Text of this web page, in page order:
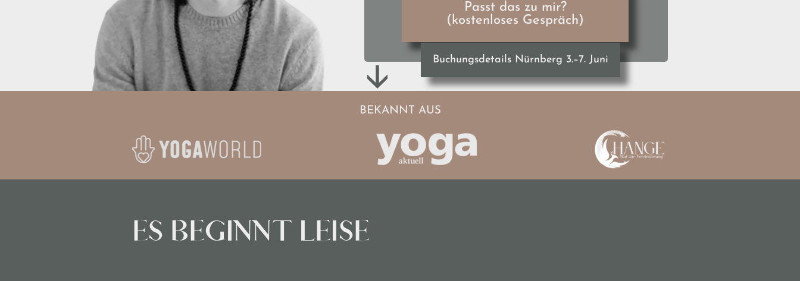
Passt das zu mir?
(kostenloses Gespräch)
Buchungsdetails Nürnberg 3.–7. Juni
BEKANNT AUS
ES BEGINNT LEISE